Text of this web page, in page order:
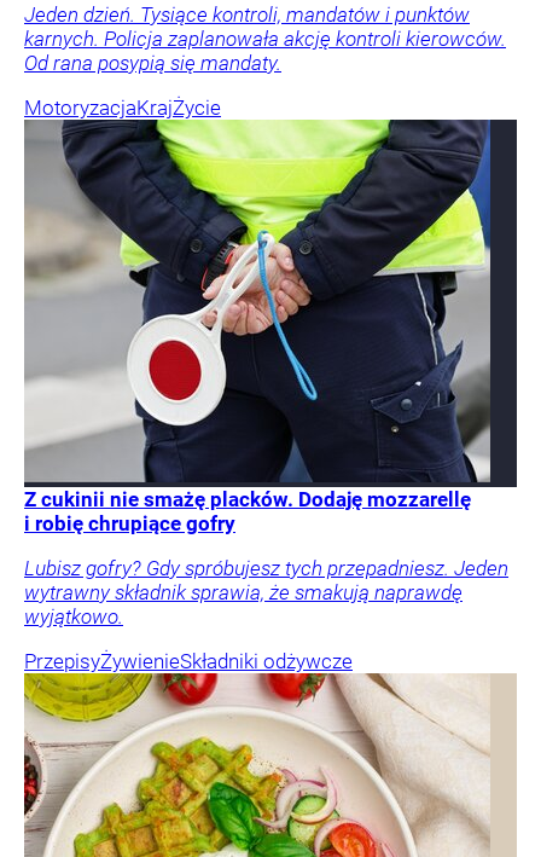
Jeden dzień. Tysiące kontroli, mandatów i punktów
karnych. Policja zaplanowała akcję kontroli kierowców.
Od rana posypią się mandaty.
MotoryzacjaKrajŻycie
Z cukinii nie smażę placków. Dodaję mozzarellę
i robię chrupiące gofry
Lubisz gofry? Gdy spróbujesz tych przepadniesz. Jeden
wytrawny składnik sprawia, że smakują naprawdę
wyjątkowo.
PrzepisyŻywienieSkładniki odżywcze